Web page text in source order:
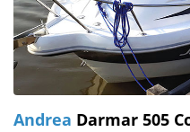
Andrea Darmar 505